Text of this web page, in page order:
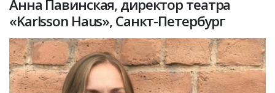
Анна Павинская, директор театра
«Karlsson Haus», Санкт-Петербург